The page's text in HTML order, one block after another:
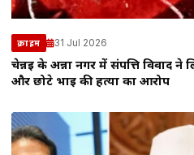
क्राइम 31 Jul 2026
चेन्नई के अन्ना नगर में संपत्ति विवाद ने
और छोटे भाई की हत्या का आरोप